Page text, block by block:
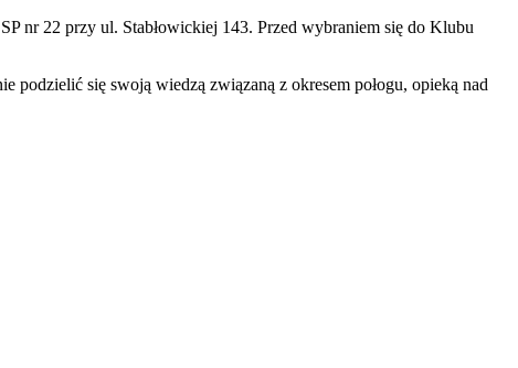
nr 22 przy ul. Stabłowickiej 143. Przed wybraniem się do Klubu
podzielić się swoją wiedzą związaną z okresem połogu, opieką nad